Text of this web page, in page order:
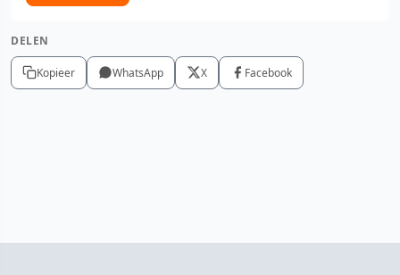
DELEN
Kopieer WhatsApp X Facebook